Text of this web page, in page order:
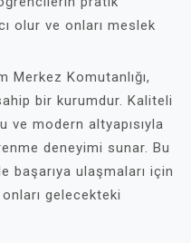
olur ve onları meslek
Merkez Komutanlığı,
bir kurumdur. Kaliteli
ve modern altyapısıyla
deneyimi sunar. Bu
başarıya ulaşmaları için
gelecekteki